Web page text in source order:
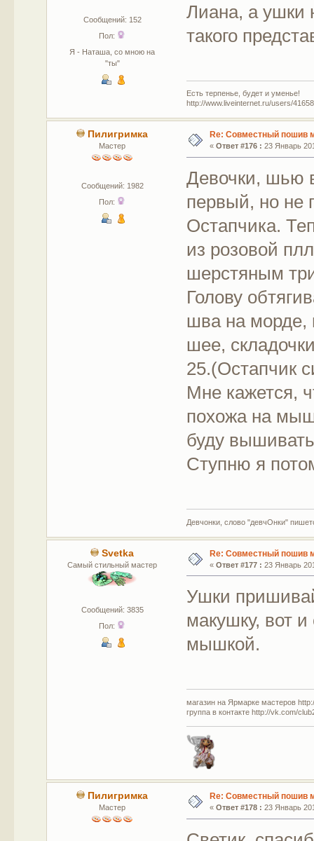
Сообщений: 152
Пол:
Я - Наташа, со мною на
"ты"
Лиана, а ушки
такого
Есть терпенье, будет и уменье!
http://www.liveinternet.ru/users/
Пилигримка
Мастер
Сообщений: 1982
Пол:
Re: Совместный пошив
« Ответ #176 : 23 Январь
Девочки, шью
первый, но не
Остапчика.
из розовой
шерстяным
Голову
шва на морде,
шее,
25.(Остапчик
Мне кажется,
похожа на
буду
Ступню я
Девчонки, слово "девчОнки"
Svetka
Самый стильный мастер
Сообщений: 3835
Пол:
Re: Совместный пошив
« Ответ #177 : 23 Январь
Ушки
макушку, вот
мышкой.
магазин на Ярмарке мастеров
группа в контакте http://vk.com/
Пилигримка
Мастер
Re: Совместный пошив
« Ответ #178 : 23 Январь